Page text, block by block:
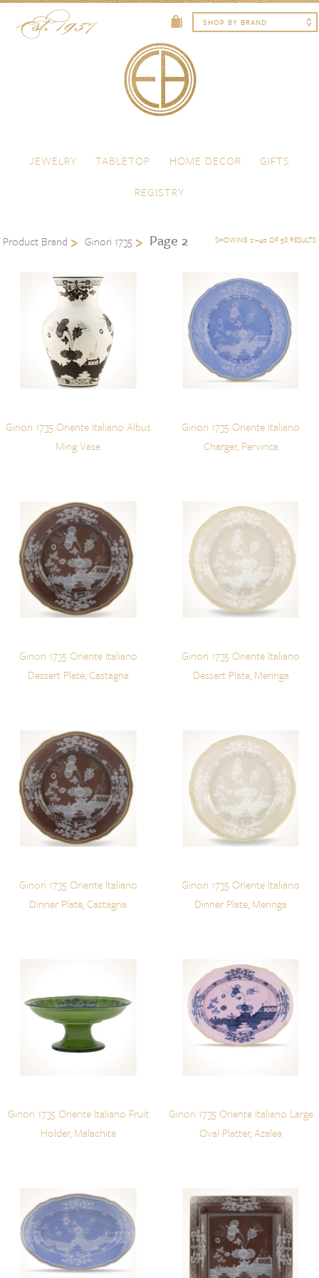
Menu
JEWELRY
TABLETOP HOME DECOR
GIFTS
REGISTRY
Product Brand Ginori 1735 Page 2 SHOWING 21–40 OF 58 RESULTS
Ginori 1735 Oriente Italiano Albus
Ming Vase
Ginori 1735 Oriente Italiano
Charger, Pervinca
Ginori 1735 Oriente Italiano
Dessert Plate, Castagna
Ginori 1735 Oriente Italiano
Dessert Plate, Meringa
Ginori 1735 Oriente Italiano
Dinner Plate, Castagna
Ginori 1735 Oriente Italiano
Dinner Plate, Meringa
Ginori 1735 Oriente Italiano Fruit
Holder, Malachite
Ginori 1735 Oriente Italiano Large
Oval Platter, Azalea